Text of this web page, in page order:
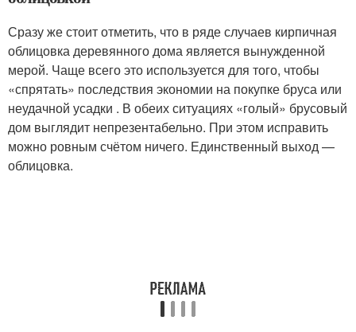
Сразу же стоит отметить, что в ряде случаев кирпичная
облицовка деревянного дома является вынужденной
мерой. Чаще всего это используется для того, чтобы
«спрятать» последствия экономии на покупке бруса или
неудачной усадки . В обеих ситуациях «голый» брусовый
дом выглядит непрезентабельно. При этом исправить
можно ровным счётом ничего. Единственный выход —
облицовка.